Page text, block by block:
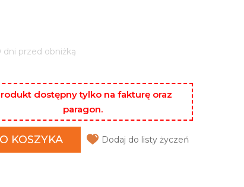
dni przed obniżką
dostępny tylko na fakturę oraz
paragon.
KOSZYKA Dodaj do listy życzeń